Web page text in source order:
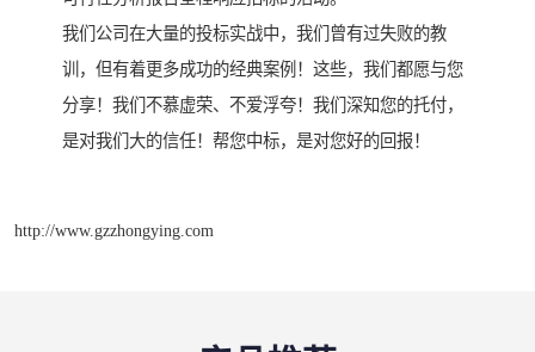
我们公司在大量的投标实战中，我们曾有过失败的教
训，但有着更多成功的经典案例！这些，我们都愿与您
分享！我们不慕虚荣、不爱浮夸！我们深知您的托付，
是对我们大的信任！帮您中标，是对您好的回报！
http://www.gzzhongying.com